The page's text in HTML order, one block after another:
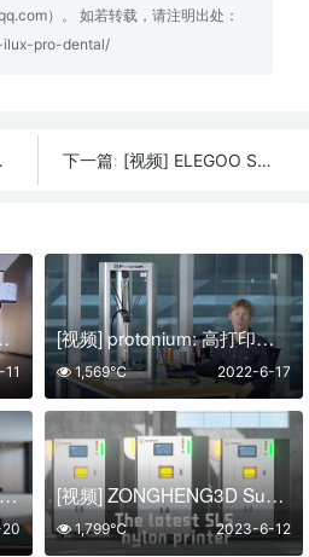
）。 如若转载，请注明出处：
pro-dental/
下一篇: [视频] ELEGOO SATURN 3 MSLA 3D打印机 & NEPTUNE 4 PRO FDM 3D打印机
行大规模3D打印 [视频] protonium: 高打印速度和强度的专业3D打印机
2022-6-17
1,569℃
[视频] Anycubic Kobra Neo 3D打印机 简单易上手 入门免调平 [视频] ZONGHENG3D Super Maker SLS 3040 PRO 工业级尼龙3D打印机
2023-6-12
1,799℃